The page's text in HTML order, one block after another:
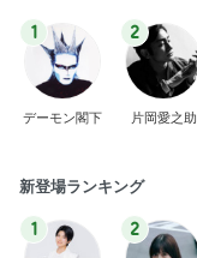
1
デーモン閣下
2
片岡愛之助
新登場ランキング
1 2